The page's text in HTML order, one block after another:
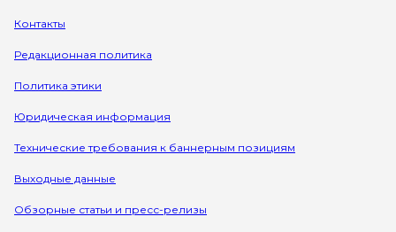
Контакты
Редакционная политика
Политика этики
Юридическая информация
Технические требования к баннерным позициям
Выходные данные
Обзорные статьи и пресс-релизы